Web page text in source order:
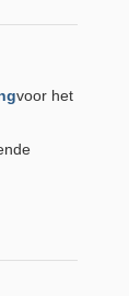
voor het